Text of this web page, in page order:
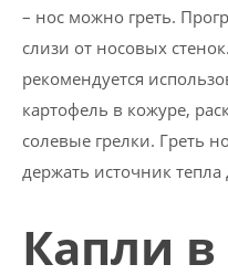
– нос можно греть.
слизи от носовых
рекомендуется
картофель в кожуре,
солевые грелки. Греть
держать источник
Капли в